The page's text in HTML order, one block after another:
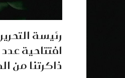
رئيسة
افتتاحية
ذاكرتنا من